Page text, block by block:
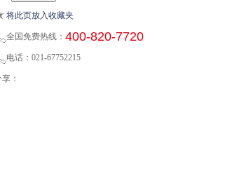
将此页放入收藏夹
国免费热线： 400-820-7720
话：021-67752215
：